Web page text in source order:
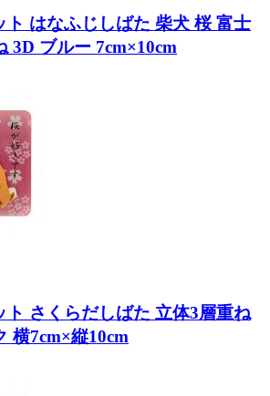
ト はなふじしばた 柴犬 桜 富士
3D ブルー 7cm×10cm
ト さくらだしばた 立体3層重ね
横7cm×縦10cm